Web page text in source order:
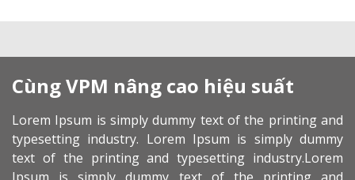
Cùng VPM nâng cao hiệu suất
Lorem Ipsum is simply dummy text of the printing and
typesetting industry. Lorem Ipsum is simply dummy
text of the printing and typesetting industry.Lorem